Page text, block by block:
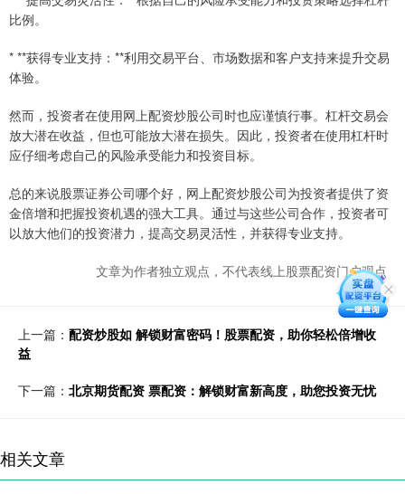
比例。
* **获得专业支持：**利用交易平台、市场数据和客户支持来提升交易
体验。
然而，投资者在使用网上配资炒股公司时也应谨慎行事。杠杆交易会
放大潜在收益，但也可能放大潜在损失。因此，投资者在使用杠杆时
应仔细考虑自己的风险承受能力和投资目标。
总的来说股票证券公司哪个好，网上配资炒股公司为投资者提供了资
金倍增和把握投资机遇的强大工具。通过与这些公司合作，投资者可
以放大他们的投资潜力，提高交易灵活性，并获得专业支持。
文章为作者独立观点，不代表线上股票配资门户观点
上一篇： 配资炒股如 解锁财富密码！股票配资，助你轻松倍增收
益
下一篇： 北京期货配资 票配资：解锁财富新高度，助您投资无忧
相关文章